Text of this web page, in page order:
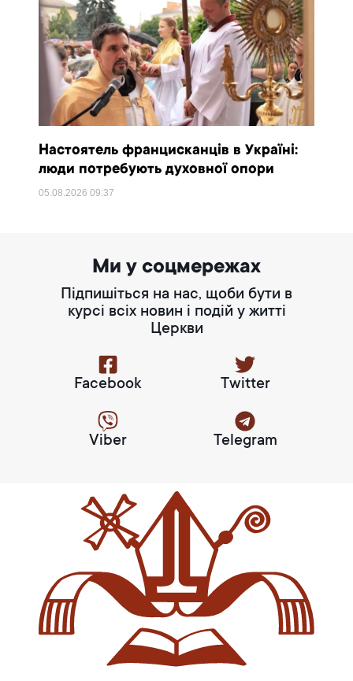
Настоятель францисканців в Україні:
люди потребують духовної опори
05.08.202609:37
Ми у соцмережах
Підпишіться на нас, щоби бути в
курсі всіх новин і подій у житті
Церкви
Facebook Twitter
Viber Telegram